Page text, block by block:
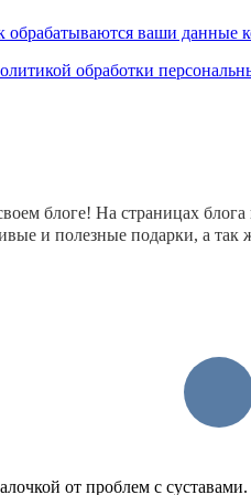
обрабатываются ваши данные
обработки
блоге! На страницах
и полезные подарки,
от проблем с